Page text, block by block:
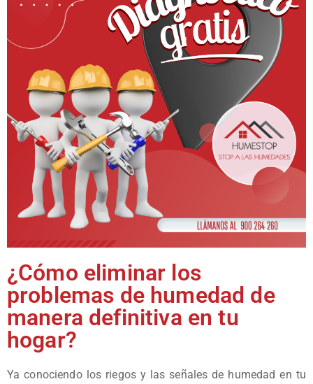
¿Cómo eliminar los
problemas de humedad de
manera definitiva en tu
hogar?
Ya conociendo los riegos y las señales de humedad en tu